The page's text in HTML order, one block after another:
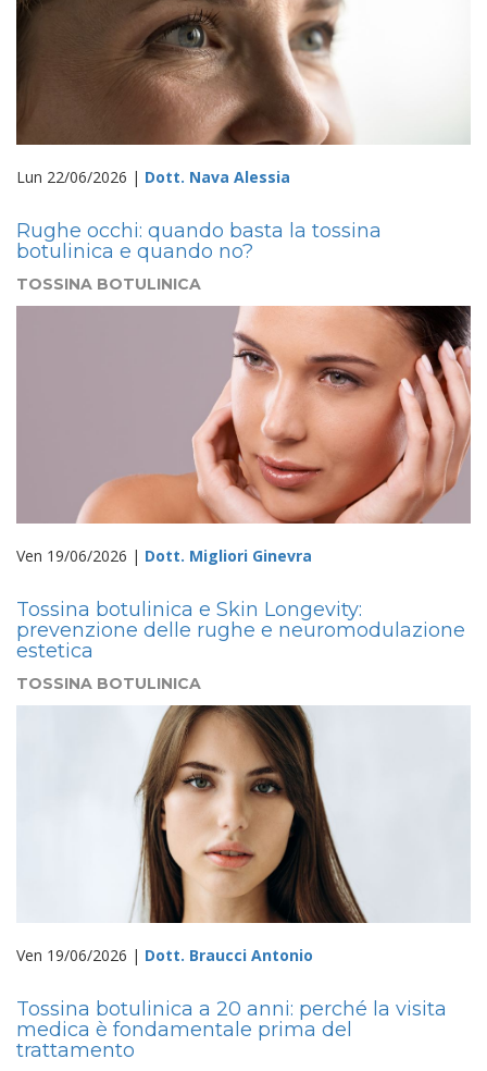
Lun 22/06/2026 | Dott. Nava Alessia
Rughe occhi: quando basta la tossina
botulinica e quando no?
TOSSINA BOTULINICA
Ven 19/06/2026 | Dott. Migliori Ginevra
Tossina botulinica e Skin Longevity:
prevenzione delle rughe e neuromodulazione
estetica
TOSSINA BOTULINICA
Ven 19/06/2026 | Dott. Braucci Antonio
Tossina botulinica a 20 anni: perché la visita
medica è fondamentale prima del
trattamento